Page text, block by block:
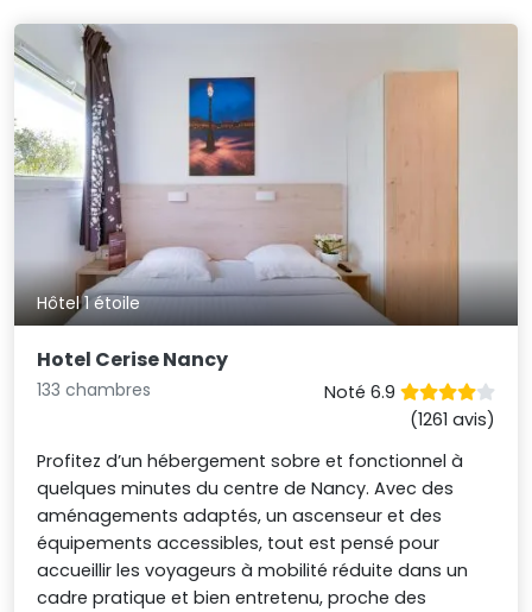
Hôtel 1 étoile
Hotel Cerise Nancy
133 chambres
Noté 6.9
(1261 avis)
Profitez d’un hébergement sobre et fonctionnel à
quelques minutes du centre de Nancy. Avec des
aménagements adaptés, un ascenseur et des
équipements accessibles, tout est pensé pour
accueillir les voyageurs à mobilité réduite dans un
cadre pratique et bien entretenu, proche des